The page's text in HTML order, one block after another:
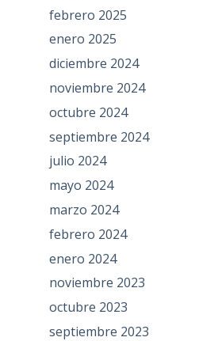
febrero 2025
enero 2025
diciembre 2024
noviembre 2024
octubre 2024
septiembre 2024
julio 2024
mayo 2024
marzo 2024
febrero 2024
enero 2024
noviembre 2023
octubre 2023
septiembre 2023